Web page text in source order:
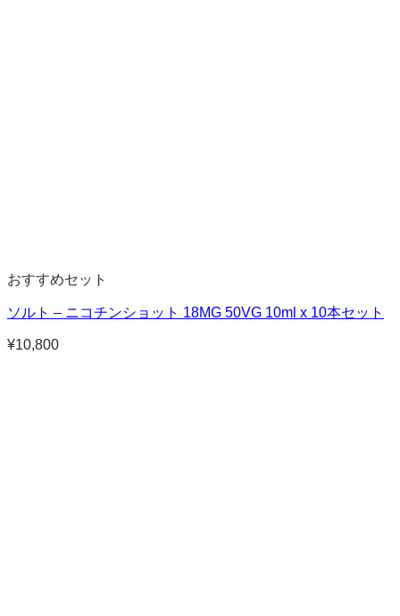
おすすめセット
ソルト – ニコチンショット 18MG 50VG 10ml x 10本セット
¥10,800